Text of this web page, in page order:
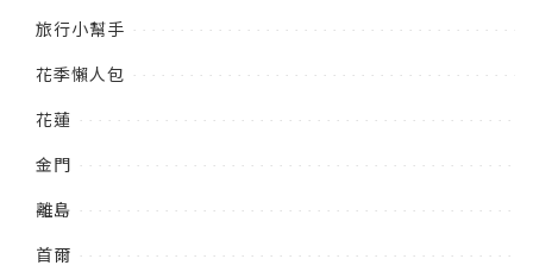
旅行小幫手
花季懶人包
花蓮
金門
離島
首爾